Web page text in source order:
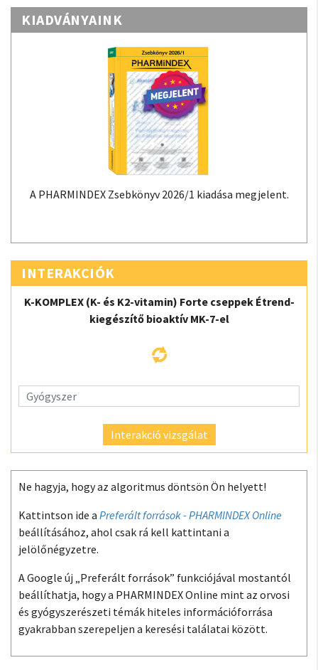
KIADVÁNYAINK
A PHARMINDEX Zsebkönyv 2026/1 kiadása megjelent.
INTERAKCIÓK
K-KOMPLEX (K- és K2-vitamin) Forte cseppek Étrend-
kiegészítő bioaktív MK-7-el
Interakció vizsgálat
Ne hagyja, hogy az algoritmus döntsön Ön helyett!
Kattintson ide a Preferált források - PHARMINDEX Online
beállításához, ahol csak rá kell kattintani a
jelölőnégyzetre.
A Google új „Preferált források” funkciójával mostantól
beállíthatja, hogy a PHARMINDEX Online mint az orvosi
és gyógyszerészeti témák hiteles információforrása
gyakrabban szerepeljen a keresési találatai között.